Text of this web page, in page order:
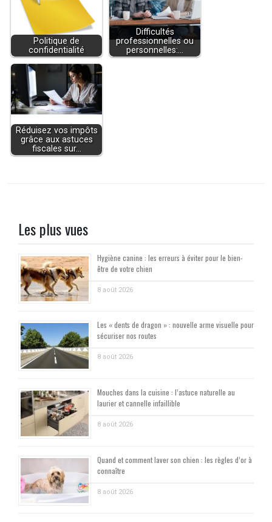
Politique de
confidentialité
Difficultés
professionnelles ou
personnelles:…
Réduisez vos impôts
grâce aux astuces
fiscales sur…
Les plus vues
Hygiène canine : les erreurs à éviter pour le bien-
être de votre chien
8 août 2026
Les « dents de dragon » : nouvelle arme visuelle pour
sécuriser nos routes
8 août 2026
Mouches dans la cuisine : l’astuce naturelle au
laurier et cannelle infaillible
8 août 2026
Quand et comment laver son chien : les règles d’or à
connaître
8 août 2026